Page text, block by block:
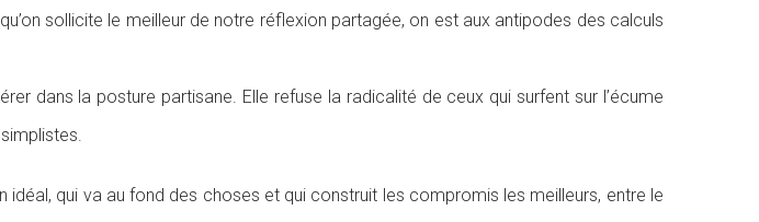
sollicite le meilleur de notre réflexion partagée, on est aux antipodes des calculs
dans la posture partisane. Elle refuse la radicalité de ceux qui surfent sur l’écume
qui va au fond des choses et qui construit les compromis les meilleurs, entre le